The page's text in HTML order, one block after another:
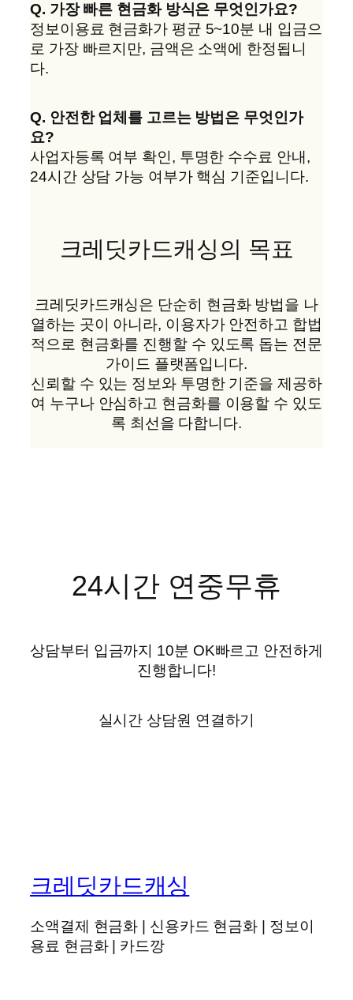
Q. 가장 빠른 현금화 방식은 무엇인가요?
정보이용료 현금화가 평균 5~10분 내 입금으
로 가장 빠르지만, 금액은 소액에 한정됩니
다.
Q. 안전한 업체를 고르는 방법은 무엇인가
요?
사업자등록 여부 확인, 투명한 수수료 안내,
24시간 상담 가능 여부가 핵심 기준입니다.
크레딧카드캐싱의 목표
크레딧카드캐싱은 단순히 현금화 방법을 나
열하는 곳이 아니라, 이용자가 안전하고 합법
적으로 현금화를 진행할 수 있도록 돕는 전문
가이드 플랫폼입니다.
신뢰할 수 있는 정보와 투명한 기준을 제공하
여 누구나 안심하고 현금화를 이용할 수 있도
록 최선을 다합니다.
24시간 연중무휴
상담부터 입금까지 10분 OK빠르고 안전하게
진행합니다!
실시간 상담원 연결하기
크레딧카드캐싱
소액결제 현금화 | 신용카드 현금화 | 정보이
용료 현금화 | 카드깡